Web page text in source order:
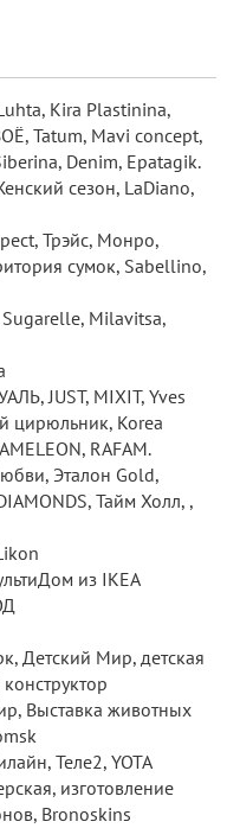
Kira Plastinina,
Tatum, Mavi concept,
Denim, Epatagik.
сезон, LaDiano,
Трэйс, Монро,
сумок, Sabellino,
Sugarelle, Milavitsa,
JUST, MIXIT, Yves
цирюльник, Korea
RAFAM.
Эталон Gold,
Тайм Холл, ,
из IKEA
Детский Мир, детская
Выставка животных
Теле2, YOTA
изготовление
Bronoskins